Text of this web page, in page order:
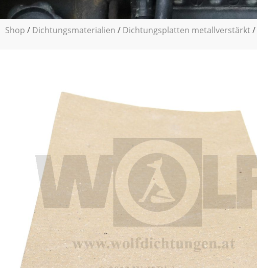
Shop / Dichtungsmaterialien / Dichtungsplatten metallverstärkt/